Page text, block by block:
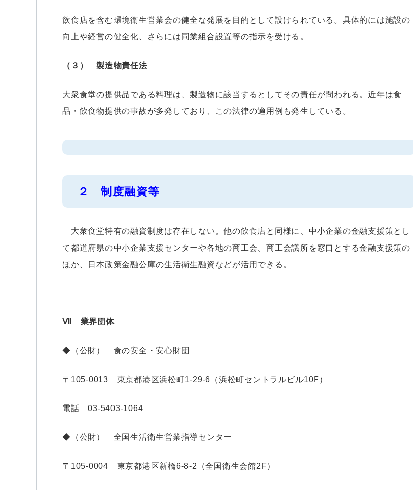
飲食店を含む環境衛生営業会の健全な発展を目的として設けられている。具体的には施設の
向上や経営の健全化、さらには同業組合設置等の指示を受ける。
（３） 製造物責任法
大衆食堂の提供品である料理は、製造物に該当するとしてその責任が問われる。近年は食
品・飲食物提供の事故が多発しており、この法律の適用例も発生している。
２ 制度融資等
大衆食堂特有の融資制度は存在しない。他の飲食店と同様に、中小企業の金融支援策とし
て都道府県の中小企業支援センターや各地の商工会、商工会議所を窓口とする金融支援策の
ほか、日本政策金融公庫の生活衛生融資などが活用できる。
Ⅶ 業界団体
◆（公財） 食の安全・安心財団
〒105-0013 東京都港区浜松町1-29-6（浜松町セントラルビル10F）
電話 03-5403-1064
◆（公財） 全国生活衛生営業指導センター
〒105-0004 東京都港区新橋6-8-2（全国衛生会館2F）